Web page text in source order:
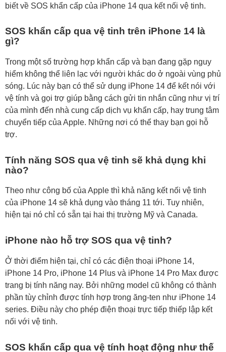
biết về SOS khẩn cấp của iPhone 14 qua kết nối vệ tinh.
SOS khẩn cấp qua vệ tinh trên iPhone 14 là
gì?
Trong một số trường hợp khẩn cấp và bạn đang gặp nguy
hiểm không thể liên lạc với người khác do ở ngoài vùng phủ
sóng. Lúc này bạn có thể sử dụng iPhone 14 để kết nói với
vệ tính và gọi trợ giúp bằng cách gửi tin nhắn cũng như vị trí
của mình đến nhà cung cấp dịch vụ khẩn cấp, hay trung tâm
chuyển tiếp của Apple. Những nơi có thể thay bạn gọi hỗ
trợ.
Tính năng SOS qua vệ tinh sẽ khả dụng khi
nào?
Theo như công bố của Apple thì khả năng kết nối vệ tinh
của iPhone 14 sẽ khả dụng vào tháng 11 tới. Tuy nhiên,
hiện tại nó chỉ có sẵn tại hai thị trường Mỹ và Canada.
iPhone nào hỗ trợ SOS qua vệ tinh?
Ở thời điểm hiện tại, chỉ có các điện thoại iPhone 14,
iPhone 14 Pro, iPhone 14 Plus và iPhone 14 Pro Max được
trang bị tính năng nay. Bởi những model cũ không có thành
phần tùy chỉnh được tính hợp trong ăng-ten như iPhone 14
series. Điều này cho phép điện thoại trực tiếp thiếp lập kết
nối với vệ tinh.
SOS khẩn cấp qua vệ tính hoạt động như thế